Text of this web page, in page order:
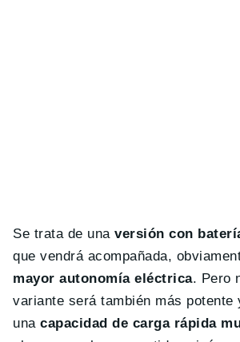
Se trata de unaversión con
que vendrá acompañada,
mayor autonomía eléctrica. Pero
variante será también más potente
unacapacidad de carga rápida